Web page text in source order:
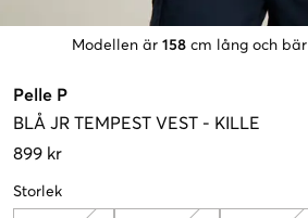
Modellen är 158 cm lång och
Pelle P
BLÅ JR TEMPEST VEST - KILLE
899 kr
Storlek